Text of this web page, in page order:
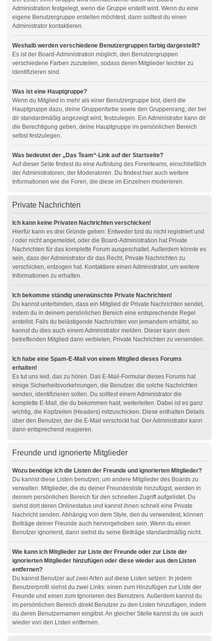
Administration festgelegt, wenn die Gruppe erstellt wird. Wenn du eine
eigene Benutzergruppe erstellen möchtest, dann solltest du einen
Administrator kontaktieren.
Weshalb werden verschiedene Benutzergruppen farbig dargestellt?
Es ist der Board-Administration möglich, den Benutzergruppen
verschiedene Farben zuzuteilen, sodass deren Mitglieder leichter zu
identifizieren sind.
Was ist eine Hauptgruppe?
Wenn du Mitglied in mehr als einer Benutzergruppe bist, dient die
Hauptgruppe dazu, deine Gruppenfarbe sowie den Gruppenrang, der bei
dir standardmäßig angezeigt wird, festzulegen. Ein Administrator kann dir
die Berechtigung geben, deine Hauptgruppe im persönlichen Bereich
selbst festzulegen.
Was bedeutet der „Das Team“-Link auf der Startseite?
Auf dieser Seite findest du eine Auflistung des Forenteams, einschließlich
der Administratoren, der Moderatoren. Du findest hier auch weitere
Informationen wie die Foren, die diese im Einzelnen moderieren.
Private Nachrichten
Ich kann keine Privaten Nachrichten verschicken!
Hierfür kann es drei Gründe geben: Entweder bist du nicht registriert und
/ oder nicht angemeldet, oder die Board-Administration hat Private
Nachrichten für das komplette Forum ausgeschaltet. Außerdem könnte es
sein, dass der Administrator dir das Recht, Private Nachrichten zu
verschicken, entzogen hat. Kontaktiere einen Administrator, um weitere
Informationen zu erhalten.
Ich bekomme ständig unerwünschte Private Nachrichten!
Du kannst unterbinden, dass ein Mitglied dir Private Nachrichten sendet,
indem du in deinem persönlichen Bereich eine entsprechende Regel
erstellst. Falls du belästigende Nachrichten von jemandem erhältst, so
kannst du dies auch einem Administrator melden. Dieser kann dem
betreffenden Mitglied dann verbieten, Private Nachrichten zu versenden.
Ich habe eine Spam-E-Mail von einem Mitglied dieses Forums
erhalten!
Es tut uns leid, das zu hören. Das E-Mail-Formular dieses Forums hat
einige Sicherheitsvorkehrungen, die Benutzer, die solche Nachrichten
senden, identifizieren sollen. Du solltest einem Administrator die
komplette E-Mail, die du bekommen hast, weiterleiten. Dabei ist es ganz
wichtig, die Kopfzeilen (Headers) mitzuschicken. Diese enthalten Details
über den Benutzer, der die E-Mail verschickt hat. Der Administrator kann
dann entsprechend reagieren.
Freunde und ignorierte Mitglieder
Wozu benötige ich die Listen der Freunde und ignorierten Mitglieder?
Du kannst diese Listen benutzen, um andere Mitglieder des Boards zu
verwalten. Mitglieder, die du deiner Freundesliste hinzufügst, werden in
deinem persönlichen Bereich für den schnellen Zugriff aufgelistet. Du
siehst dort deren Onlinestatus und kannst ihnen schnell eine Private
Nachricht senden. Abhängig von dem Style, den du verwendest, können
Beiträge deiner Freunde auch hervorgehoben sein. Wenn du einen
Benutzer ignorierst, dann siehst du seine Beiträge standardmäßig nicht.
Wie kann ich Mitglieder zur Liste der Freunde oder zur Liste der
ignorierten Mitglieder hinzufügen oder diese wieder aus den Listen
entfernen?
Du kannst Benutzer auf zwei Arten auf diese Listen setzen: In jedem
Benutzerprofil siehst du zwei Links: einen zum Hinzufügen zur Liste der
Freunde und einen zum Ignorieren des Benutzers. Außerdem kannst du
im persönlichen Bereich direkt Benutzer zu den Listen hinzufügen, indem
du deren Benutzernamen eingibst. An gleicher Stelle kannst du sie auch
wieder von den Listen entfernen.